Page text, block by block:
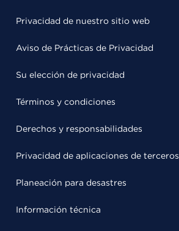
Privacidad de nuestro sitio web
Aviso de Prácticas de Privacidad
Su elección de privacidad
Términos y condiciones
Derechos y responsabilidades
Privacidad de aplicaciones de terceros
Planeación para desastres
Información técnica